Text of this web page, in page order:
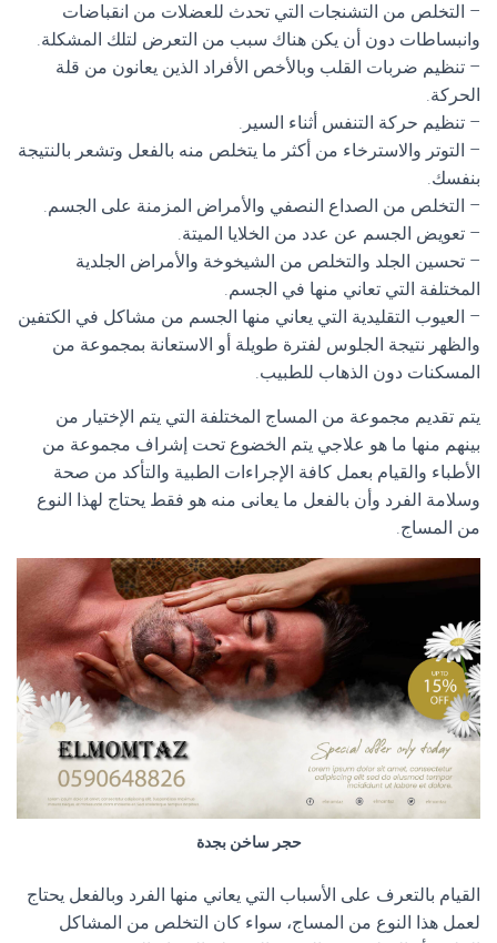
– التخلص من التشنجات التي تحدث للعضلات من انقباضات
وانبساطات دون أن يكن هناك سبب من التعرض لتلك المشكلة.
– تنظيم ضربات القلب وبالأخص الأفراد الذين يعانون من قلة
الحركة.
– تنظيم حركة التنفس أثناء السير.
– التوتر والاسترخاء من أكثر ما يتخلص منه بالفعل وتشعر بالنتيجة
بنفسك.
– التخلص من الصداع النصفي والأمراض المزمنة على الجسم.
– تعويض الجسم عن عدد من الخلايا الميتة.
– تحسين الجلد والتخلص من الشيخوخة والأمراض الجلدية
المختلفة التي تعاني منها في الجسم.
– العيوب التقليدية التي يعاني منها الجسم من مشاكل في الكتفين
والظهر نتيجة الجلوس لفترة طويلة أو الاستعانة بمجموعة من
المسكنات دون الذهاب للطبيب.
يتم تقديم مجموعة من المساج المختلفة التي يتم الإختيار من
بينهم منها ما هو علاجي يتم الخضوع تحت إشراف مجموعة من
الأطباء والقيام بعمل كافة الإجراءات الطبية والتأكد من صحة
وسلامة الفرد وأن بالفعل ما يعانى منه هو فقط يحتاج لهذا النوع
من المساج.
حجر ساخن بجدة
القيام بالتعرف على الأسباب التي يعاني منها الفرد وبالفعل يحتاج
لعمل هذا النوع من المساج، سواء كان التخلص من المشاكل